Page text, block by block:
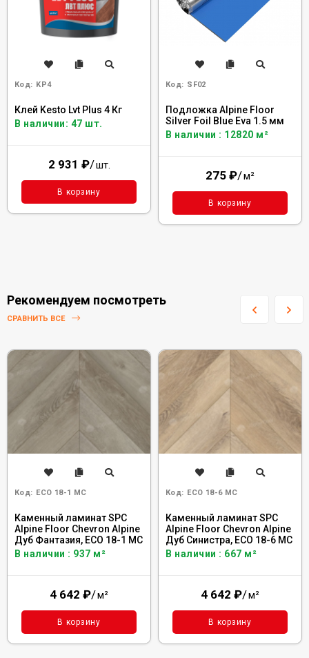
Код: KP4
Клей Kesto Lvt Plus 4 Кг
В наличии: 47 шт.
2 931 ₽/шт.
В корзину
Код: SF02
Подложка Alpine Floor
Silver Foil Blue Eva 1.5 мм
В наличии : 12820 м²
275 ₽/м²
В корзину
Рекомендуем посмотреть
СРАВНИТЬ ВСЕ
Код: ECO 18-1 MC
Каменный ламинат SPC
Alpine Floor Chevron Alpine
Дуб Фантазия, ECO 18-1 MC
В наличии : 937 м²
4 642 ₽/м²
В корзину
Код: ECO 18-6 MC
Каменный ламинат SPC
Alpine Floor Chevron Alpine
Дуб Синистра, ECO 18-6 MC
В наличии : 667 м²
4 642 ₽/м²
В корзину